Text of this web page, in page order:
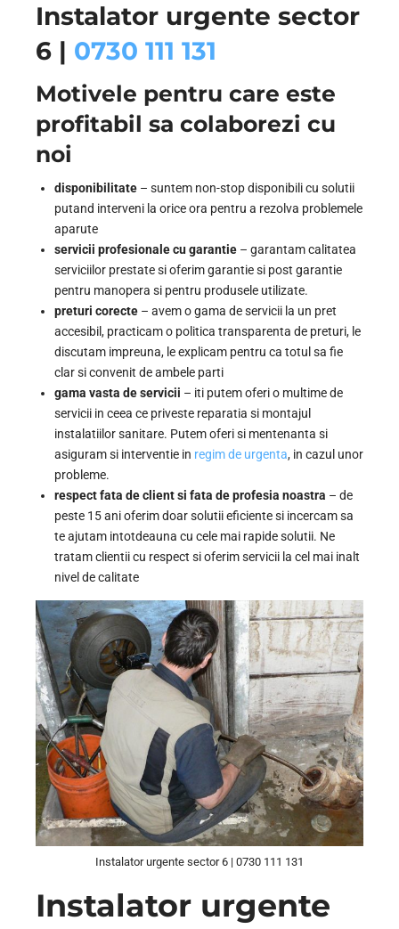
Instalator urgente sector
6 | 0730 111 131
Motivele pentru care este
profitabil sa colaborezi cu
noi
disponibilitate – suntem non-stop disponibili cu solutii
putand interveni la orice ora pentru a rezolva problemele
aparute
servicii profesionale cu garantie – garantam calitatea
serviciilor prestate si oferim garantie si post garantie
pentru manopera si pentru produsele utilizate.
preturi corecte – avem o gama de servicii la un pret
accesibil, practicam o politica transparenta de preturi, le
discutam impreuna, le explicam pentru ca totul sa fie
clar si convenit de ambele parti
gama vasta de servicii – iti putem oferi o multime de
servicii in ceea ce priveste reparatia si montajul
instalatiilor sanitare. Putem oferi si mentenanta si
asiguram si interventie in regim de urgenta, in cazul unor
probleme.
respect fata de client si fata de profesia noastra – de
peste 15 ani oferim doar solutii eficiente si incercam sa
te ajutam intotdeauna cu cele mai rapide solutii. Ne
tratam clientii cu respect si oferim servicii la cel mai inalt
nivel de calitate
Instalator urgente sector 6 | 0730 111 131
Instalator urgente